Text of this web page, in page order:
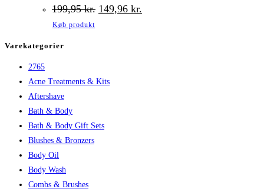
199,95kr. Den
oprindelige
149,96 kr.
aktuelle
Køb produkt
Varekategorier
2765
Acne Treatments & Kits
Aftershave
Bath & Body
Bath & Body Gift Sets
Blushes & Bronzers
Body Oil
Body Wash
Combs & Brushes